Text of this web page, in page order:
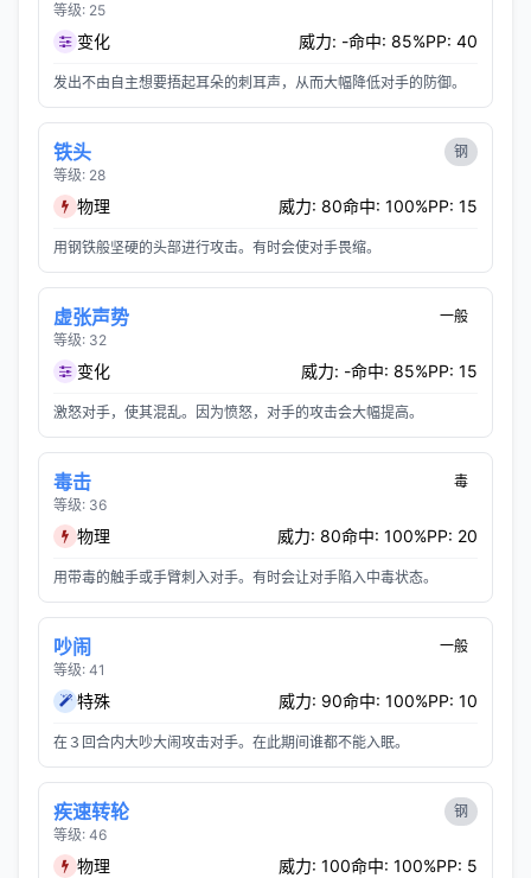
等级: 25
变化 威力: -命中: 85%PP: 40
发出不由自主想要捂起耳朵的刺耳声，从而大幅降低对手的防御。
铁头
等级: 28
钢
物理 威力: 80命中: 100%PP: 15
用钢铁般坚硬的头部进行攻击。有时会使对手畏缩。
虚张声势
等级: 32
一般
变化 威力: -命中: 85%PP: 15
激怒对手，使其混乱。因为愤怒，对手的攻击会大幅提高。
毒击
等级: 36
毒
物理 威力: 80命中: 100%PP: 20
用带毒的触手或手臂刺入对手。有时会让对手陷入中毒状态。
吵闹
等级: 41
一般
特殊 威力: 90命中: 100%PP: 10
在３回合内大吵大闹攻击对手。在此期间谁都不能入眠。
疾速转轮
等级: 46
钢
物理 威力: 100命中: 100%PP: 5